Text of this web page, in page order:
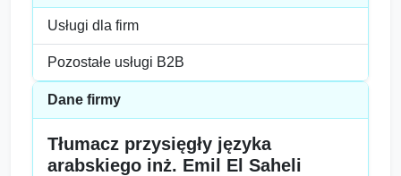
Usługi dla firm
Pozostałe usługi B2B
Dane firmy
Tłumacz przysięgły języka
arabskiego inż. Emil El Saheli